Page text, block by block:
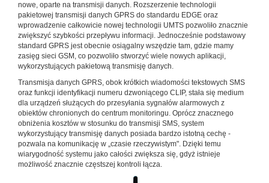
nowe, oparte na transmisji danych. Rozszerzenie technologii
pakietowej transmisji danych GPRS do standardu EDGE oraz
wprowadzenie całkowicie nowej technologii UMTS pozwoliło znacznie
zwiększyć szybkości przepływu informacji. Jednocześnie podstawowy
standard GPRS jest obecnie osiągalny wszędzie tam, gdzie mamy
zasięg sieci GSM, co pozwoliło stworzyć wiele nowych aplikacji,
wykorzystujących pakietową transmisję danych.
Transmisja danych GPRS, obok krótkich wiadomości tekstowych SMS
oraz funkcji identyfikacji numeru dzwoniącego CLIP, stała się medium
dla urządzeń służących do przesyłania sygnałów alarmowych z
obiektów chronionych do centrum monitoringu. Oprócz znacznego
obniżenia kosztów w stosunku do transmisji SMS, system
wykorzystujący transmisję danych posiada bardzo istotną cechę -
pozwala na komunikację w „czasie rzeczywistym". Dzięki temu
wiarygodność systemu jako całości zwiększa się, gdyż istnieje
możliwość znacznie częstszej kontroli łącza.